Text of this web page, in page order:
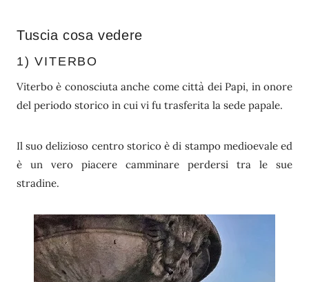
Tuscia cosa vedere
1) VITERBO
Viterbo è conosciuta anche come città dei Papi, in onore
del periodo storico in cui vi fu trasferita la sede papale.
Il suo delizioso centro storico è di stampo medioevale ed
è un vero piacere camminare perdersi tra le sue
stradine.